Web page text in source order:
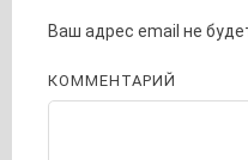
Ваш адрес email не
КОММЕНТАРИЙ